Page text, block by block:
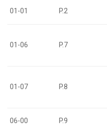
01-01 P.2
01-06 P.7
01-07 P.8
06-00 P.9